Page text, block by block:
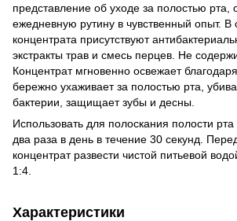
представление об уходе за полостью рта,
ежедневную рутину в чувственный опыт.
концентрата присутствуют
экстракты трав и смесь перцев. Не
Концентрат мгновенно освежает
бережно ухаживает за полостью рта,
бактерии, защищает зубы и десны.
Использовать для полоскания полости рта
два раза в день в течение 30 секунд.
концентрат развести чистой питьевой
1:4.
Характеристики